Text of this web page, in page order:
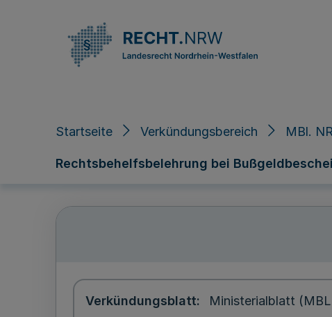
Startseite Verkündungsbereich MBl.
Rechtsbehelfsbelehrung bei
Verkündungsblatt
Ministerialblatt